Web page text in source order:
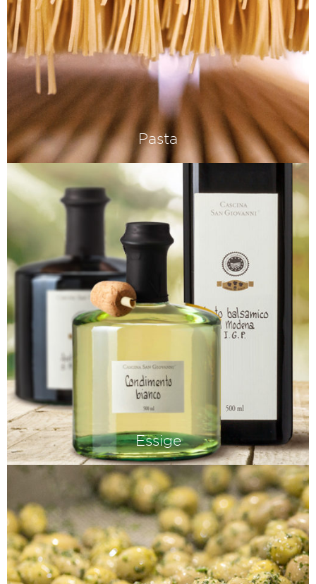
Pasta
Am Glaubenskrieg um die beste pasta
secca beteiligen wir uns nicht. Deshalb
bieten wir beides an: pasta all'uovo
und pasta dura aus bestem
Hartweizengries.
Essige
Viele lieben Aceto balsamico. Aber es
lohnt sich auch, die Kultur des
klassischen Weinessigs wieder zu
entdecken. Vor allem, wenn er aus
einem ausgewählten italienischen Wein
gegärt wurde – wie...